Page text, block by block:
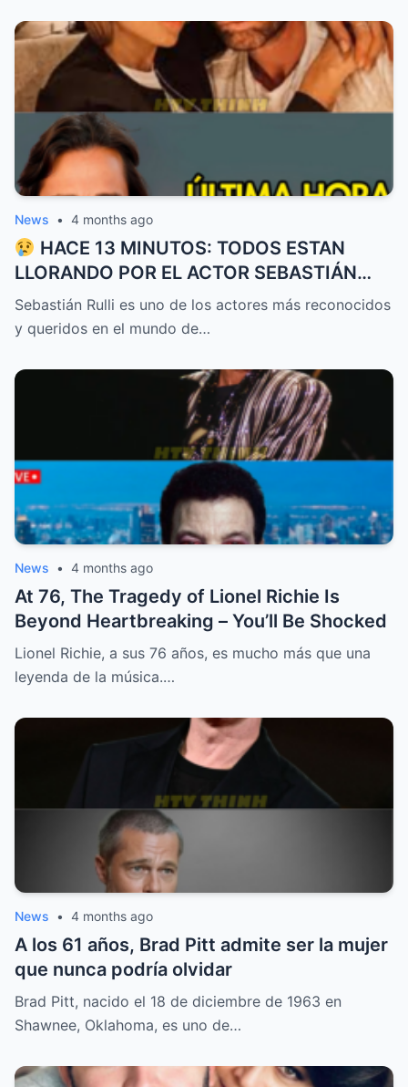
News • 4 months ago
HACE 13 MINUTOS: TODOS ESTAN
LLORANDO POR EL ACTOR SEBASTIÁN
RULLI
Sebastián Rulli es uno de los actores más reconocidos
y queridos en el mundo de…
News • 4 months ago
At 76, The Tragedy of Lionel Richie Is
Beyond Heartbreaking – You’ll Be Shocked
Lionel Richie, a sus 76 años, es mucho más que una
leyenda de la música.…
News • 4 months ago
A los 61 años, Brad Pitt admite ser la mujer
que nunca podría olvidar
Brad Pitt, nacido el 18 de diciembre de 1963 en
Shawnee, Oklahoma, es uno de…